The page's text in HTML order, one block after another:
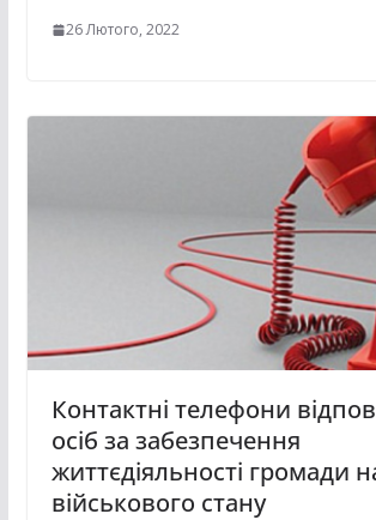
26 Лютого, 2022
Контактні телефони
осіб за забезпечення
життєдіяльності громади
військового стану